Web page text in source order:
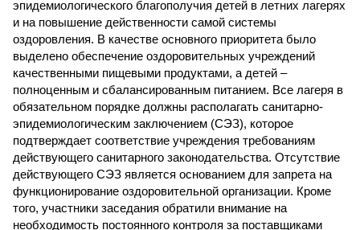
эпидемиологического благополучия детей в летних лагерях
и на повышение действенности самой системы
оздоровления. В качестве основного приоритета было
выделено обеспечение оздоровительных учреждений
качественными пищевыми продуктами, а детей –
полноценным и сбалансированным питанием. Все лагеря в
обязательном порядке должны располагать санитарно-
эпидемиологическим заключением (СЭЗ), которое
подтверждает соответствие учреждения требованиям
действующего санитарного законодательства. Отсутствие
действующего СЭЗ является основанием для запрета на
функционирование оздоровительной организации. Кроме
того, участники заседания обратили внимание на
необходимость постоянного контроля за поставщиками